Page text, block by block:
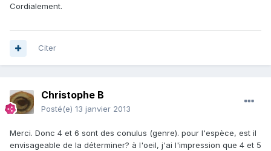
Cordialement.
Citer
Christophe B
Posté(e) 13 janvier 2013
Merci. Donc 4 et 6 sont des conulus (genre). pour l'espèce, est il
envisageable de la déterminer? à l'oeil, j'ai l'impression que 4 et 5